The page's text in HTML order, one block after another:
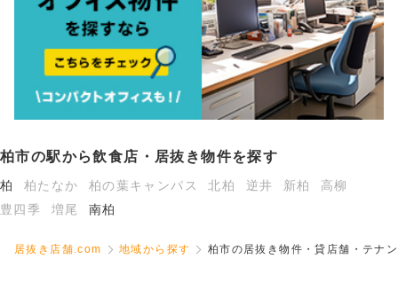
柏市の駅から飲食店・居抜き物件を探す
柏 柏たなか 柏の葉キャンパス 北柏 逆井 新柏
高柳
豊四季
増尾 南柏
居抜き店舗.com 地域から探す 柏市の居抜き物件・貸店舗・テナ